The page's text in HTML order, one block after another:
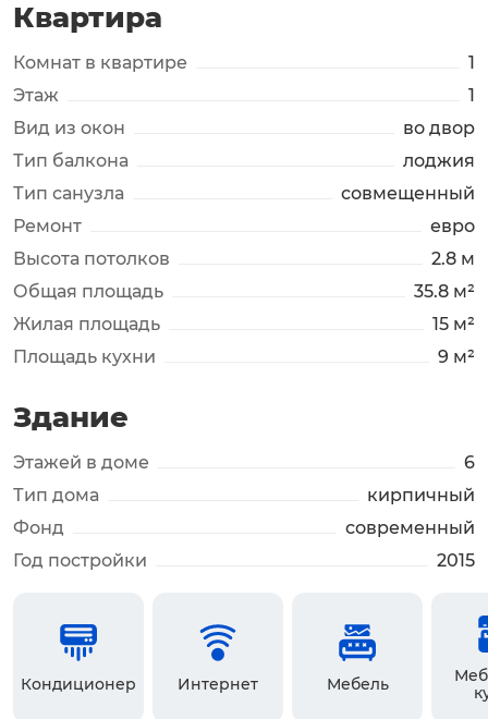
Квартира
Комнат в квартире
1
Этаж
1
Вид из окон
во двор
Тип балкона
лоджия
Тип санузла
совмещенный
Ремонт
евро
Высота потолков
2.8 м
Общая площадь
35.8 м²
Жилая площадь
15 м²
Площадь кухни
9 м²
Здание
Этажей в доме
6
Тип дома
кирпичный
Фонд
современный
Год постройки
2015
Кондиционер Интернет Мебель